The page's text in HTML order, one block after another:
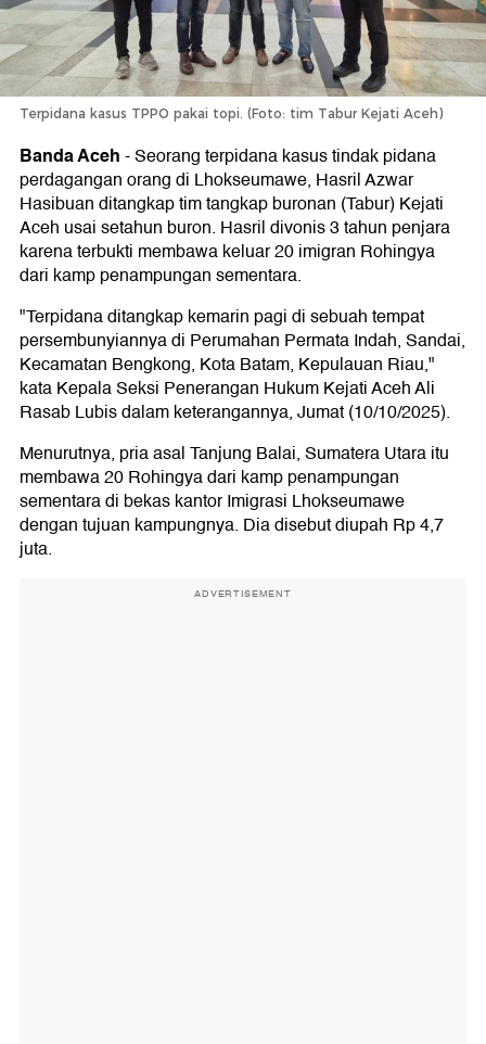
Terpidana kasus TPPO pakai topi. (Foto: tim Tabur Kejati Aceh)
Banda Aceh-Seorang terpidana kasus tindak pidana
perdagangan orang di Lhokseumawe, Hasril Azwar
Hasibuan ditangkap tim tangkap buronan (Tabur) Kejati
Aceh usai setahun buron. Hasril divonis 3 tahun penjara
karena terbukti membawa keluar 20 imigran Rohingya
dari kamp penampungan sementara.
"Terpidana ditangkap kemarin pagi di sebuah tempat
persembunyiannya di Perumahan Permata Indah, Sandai,
Kecamatan Bengkong, Kota Batam, Kepulauan Riau,"
kata Kepala Seksi Penerangan Hukum Kejati Aceh Ali
Rasab Lubis dalam keterangannya, Jumat (10/10/2025).
Menurutnya, pria asal Tanjung Balai, Sumatera Utara itu
membawa 20 Rohingya dari kamp penampungan
sementara di bekas kantor Imigrasi Lhokseumawe
dengan tujuan kampungnya. Dia disebut diupah Rp 4,7
juta.
ADVERTISEMENT